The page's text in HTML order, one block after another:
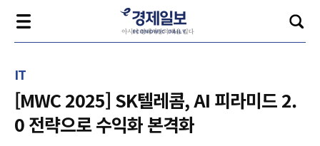
IT
[MWC 2025] SK텔레콤, AI 피라미드 2.
0 전략으로 수익화 본격화